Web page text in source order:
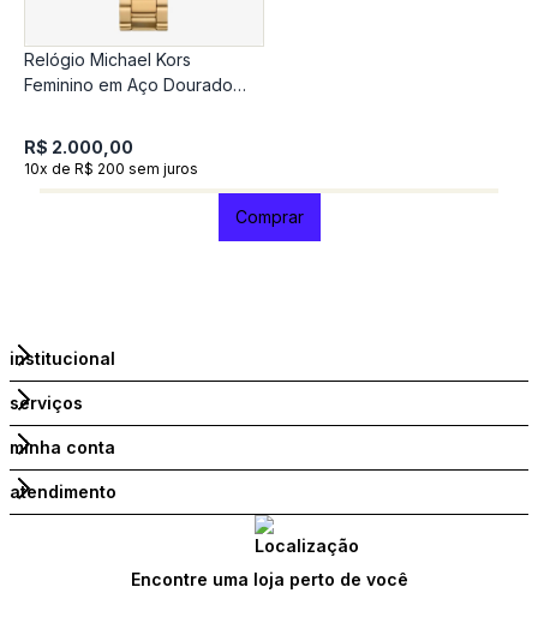
Relógio Michael Kors
Feminino em Aço Dourado
R$ 2.000,00
10x de R$ 200 sem juros
Comprar
institucional
serviços
minha conta
atendimento
Encontre uma loja perto de você